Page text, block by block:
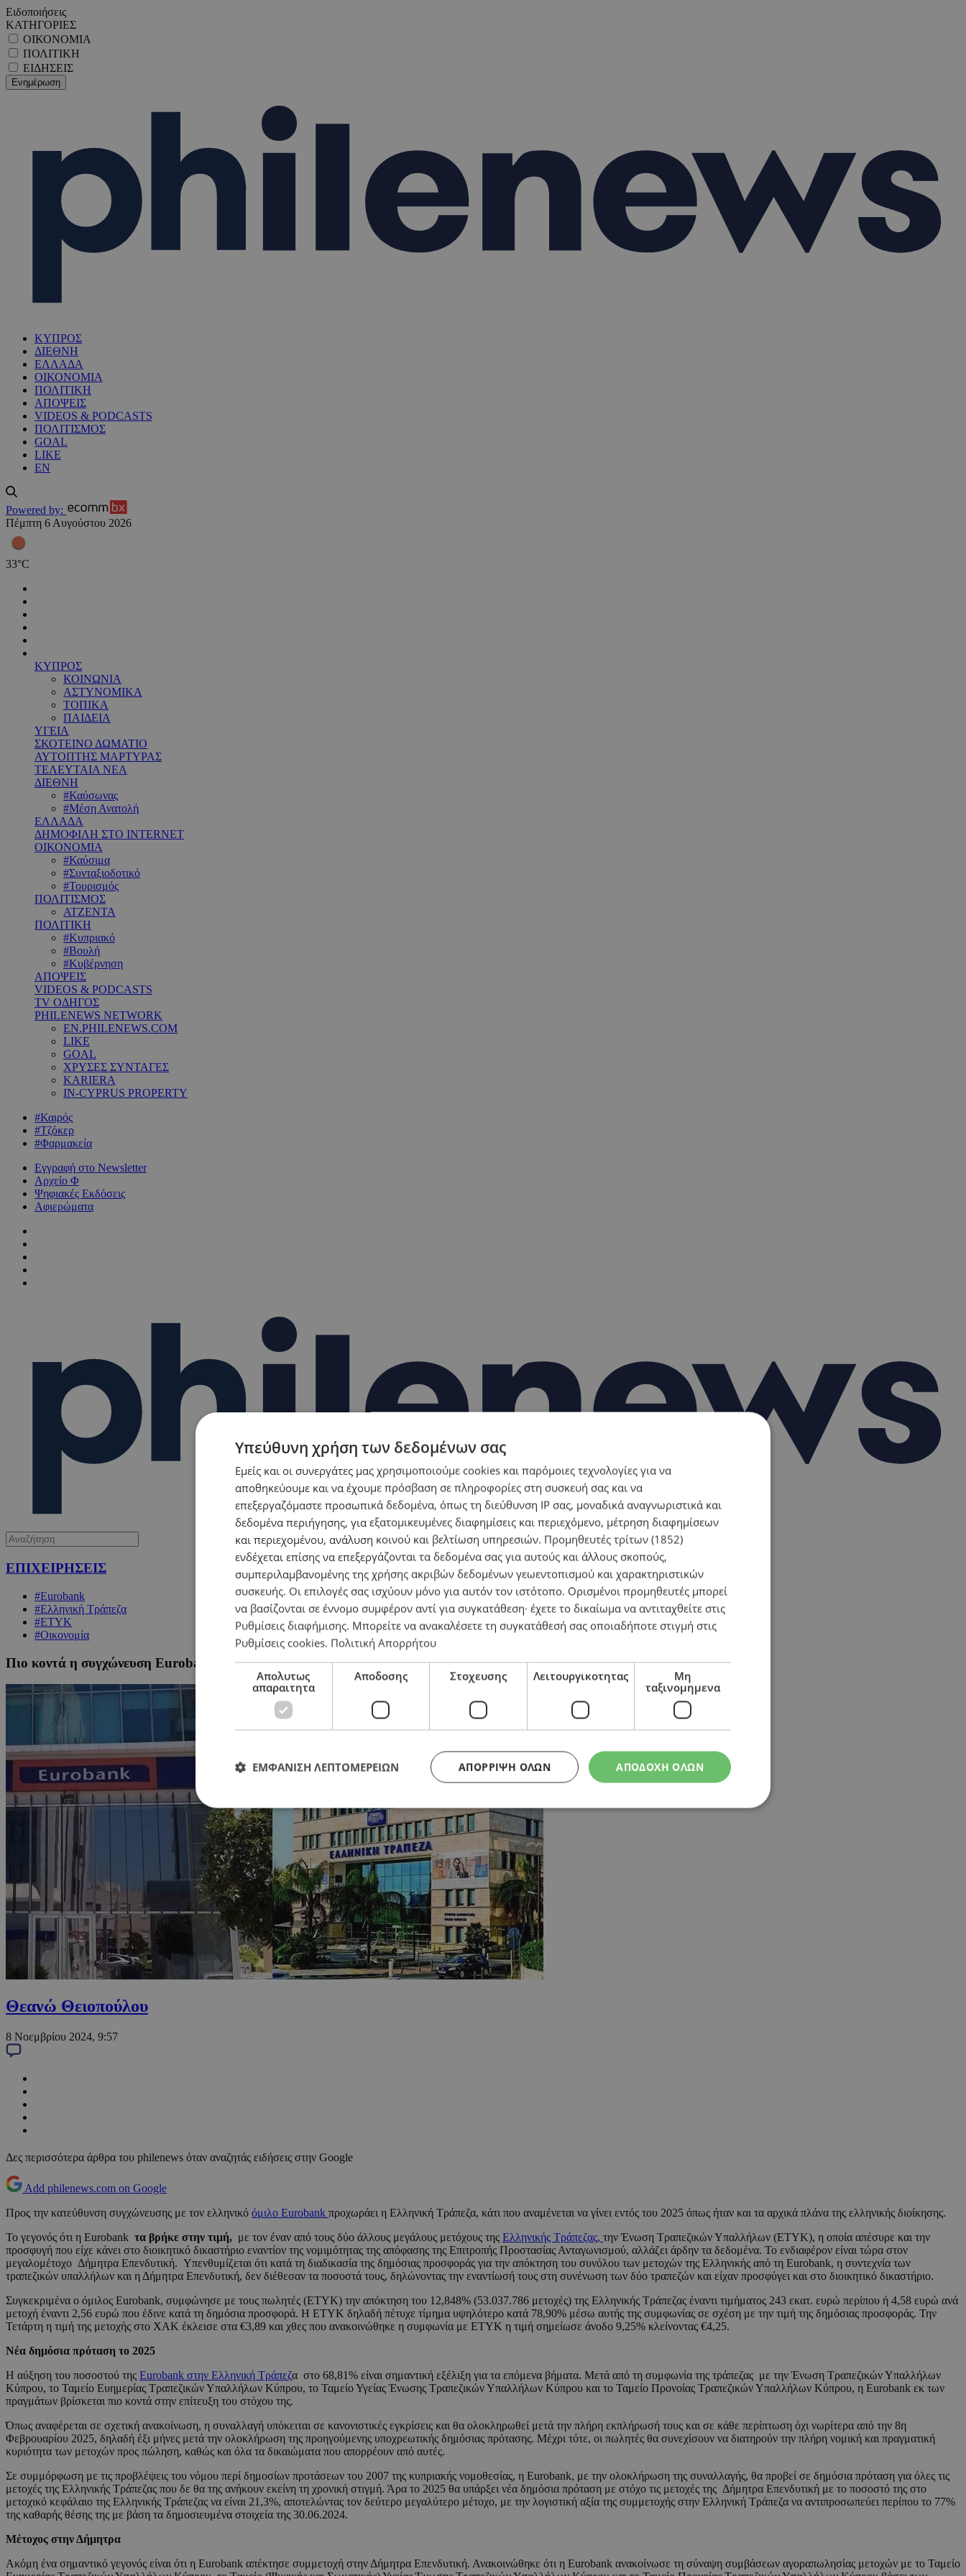
Ειδοποιήσεις
ΚΑΤΗΓΟΡΙΕΣ
ΟΙΚΟΝΟΜΙΑ
ΠΟΛΙΤΙΚΗ
ΕΙΔΗΣΕΙΣ
ΚΥΠΡΟΣ
ΔΙΕΘΝΗ
ΕΛΛΑΔΑ
ΟΙΚΟΝΟΜΙΑ
ΠΟΛΙΤΙΚΗ
ΑΠΟΨΕΙΣ
VIDEOS & PODCASTS
ΠΟΛΙΤΙΣΜΟΣ
GOAL
LIKE
EN
Powered by:
Πέμπτη 6 Αυγούστου 2026
33°C
ΚΥΠΡΟΣ
ΚΟΙΝΩΝΙΑ
ΑΣΤΥΝΟΜΙΚΑ
ΤΟΠΙΚΑ
ΠΑΙΔΕΙΑ
ΥΓΕΙΑ
ΣΚΟΤΕΙΝΟ ΔΩΜΑΤΙΟ
ΑΥΤΟΠΤΗΣ ΜΑΡΤΥΡΑΣ
ΤΕΛΕΥΤΑΙΑ ΝΕΑ
ΔΙΕΘΝΗ
#Καύσωνας
#Μέση Ανατολή
ΕΛΛΑΔΑ
ΔΗΜΟΦΙΛΗ ΣΤΟ INTERNET
ΟΙΚΟΝΟΜΙΑ
#Καύσιμα
#Συνταξιοδοτικό
#Τουρισμός
ΠΟΛΙΤΙΣΜΟΣ
ΑΤΖΕΝΤΑ
ΠΟΛΙΤΙΚΗ
#Κυπριακό
#Βουλή
#Κυβέρνηση
ΑΠΟΨΕΙΣ
VIDEOS & PODCASTS
TV ΟΔΗΓΟΣ
PHILENEWS NETWORK
EN.PHILENEWS.COM
LIKE
GOAL
ΧΡΥΣΕΣ ΣΥΝΤΑΓΕΣ
KARIERA
IN-CYPRUS PROPERTY
#Καιρός
#Τζόκερ
#Φαρμακεία
Εγγραφή στο Newsletter
Αρχείο Φ
Ψηφιακές Εκδόσεις
Αφιερώματα
ΕΠΙΧΕΙΡΗΣΕΙΣ
#Eurobank
#Ελληνική Τράπεζα
#ΕΤΥΚ
#Οικονομία
Πιο κοντά η συγχώνευση Eurobank και Ελληνικής
Θεανώ Θειοπούλου
8 Νοεμβρίου 2024, 9:57
Δες περισσότερα άρθρα του philenews όταν αναζητάς ειδήσεις στην Google
Add philenews.com on Google
Προς την κατεύθυνση συγχώνευσης με τον ελληνικό όμιλο Eurobank προχωράει η Ελληνική Τράπεζα, κάτι που αναμένεται να γίνει εντός του 2025 όπως ήταν και τα αρχικά πλάνα της ελληνικής διοίκησης.
Το γεγονός ότι η Eurobank τα βρήκε στην τιμή, με τον έναν από τους δύο άλλους μεγάλους μετόχους της Ελληνικής Τράπεζας, την Ένωση Τραπεζικών Υπαλλήλων (ΕΤΥΚ), η οποία απέσυρε και την
προσφυγή που είχε κάνει στο διοικητικό δικαστήριο εναντίον της νομιμότητας της απόφασης της Επιτροπής Προστασίας Ανταγωνισμού, αλλάζει άρδην τα δεδομένα. Το ενδιαφέρον είναι τώρα στον
μεγαλομέτοχο Δήμητρα Επενδυτική. Υπενθυμίζεται ότι κατά τη διαδικασία της δημόσιας προσφοράς για την απόκτηση του συνόλου των μετοχών της Ελληνικής από τη Eurobank, η συντεχνία των
τραπεζικών υπαλλήλων και η Δήμητρα Επενδυτική, δεν διέθεσαν τα ποσοστά τους, δηλώνοντας την εναντίωσή τους στη συνένωση των δύο τραπεζών και είχαν προσφύγει και στο διοικητικό δικαστήριο.
Συγκεκριμένα ο όμιλος Eurobank, συμφώνησε με τους πωλητές (ΕΤΥΚ) την απόκτηση του 12,848% (53.037.786 μετοχές) της Ελληνικής Τράπεζας έναντι τιμήματος 243 εκατ. ευρώ περίπου ή 4,58 ευρώ ανά
μετοχή έναντι 2,56 ευρώ που έδινε κατά τη δημόσια προσφορά. H ETYK δηλαδή πέτυχε τίμημα υψηλότερο κατά 78,90% μέσω αυτής της συμφωνίας σε σχέση με την τιμή της δημόσιας προσφοράς. Την
Τετάρτη η τιμή της μετοχής στο ΧΑΚ έκλεισε στα €3,89 και χθες που ανακοινώθηκε η συμφωνία με ΕΤΥΚ η τιμή σημείωσε άνοδο 9,25% κλείνοντας €4,25.
Νέα δημόσια πρόταση το 2025
Η αύξηση του ποσοστού της Eurobank στην Ελληνική Τράπεζα στο 68,81% είναι σημαντική εξέλιξη για τα επόμενα βήματα. Μετά από τη συμφωνία της τράπεζας με την Ένωση Τραπεζικών Υπαλλήλων
Κύπρου, το Ταμείο Ευημερίας Τραπεζικών Υπαλλήλων Κύπρου, το Ταμείο Υγείας Ένωσης Τραπεζικών Υπαλλήλων Κύπρου και το Ταμείο Προνοίας Τραπεζικών Υπαλλήλων Κύπρου, η Eurobank εκ των
πραγμάτων βρίσκεται πιο κοντά στην επίτευξη του στόχου της.
Όπως αναφέρεται σε σχετική ανακοίνωση, η συναλλαγή υπόκειται σε κανονιστικές εγκρίσεις και θα ολοκληρωθεί μετά την πλήρη εκπλήρωσή τους και σε κάθε περίπτωση όχι νωρίτερα από την 8η
Φεβρουαρίου 2025, δηλαδή έξι μήνες μετά την ολοκλήρωση της προηγούμενης υποχρεωτικής δημόσιας πρότασης. Μέχρι τότε, οι πωλητές θα συνεχίσουν να διατηρούν την πλήρη νομική και πραγματική
κυριότητα των μετοχών προς πώληση, καθώς και όλα τα δικαιώματα που απορρέουν από αυτές.
Σε συμμόρφωση με τις προβλέψεις του νόμου περί δημοσίων προτάσεων του 2007 της κυπριακής νομοθεσίας, η Eurobank, με την ολοκλήρωση της συναλλαγής, θα προβεί σε δημόσια πρόταση για όλες τις
μετοχές της Ελληνικής Τράπεζας που δε θα της ανήκουν εκείνη τη χρονική στιγμή. Άρα το 2025 θα υπάρξει νέα δημόσια πρόταση με στόχο τις μετοχές της Δήμητρα Επενδυτική με το ποσοστό της στο
μετοχικό κεφάλαιο της Ελληνικής Τράπεζας να είναι 21,3%, αποτελώντας τον δεύτερο μεγαλύτερο μέτοχο, με την λογιστική αξία της συμμετοχής στην Ελληνική Τράπεζα να αντιπροσωπεύει περίπου το 77%
της καθαρής θέσης της με βάση τα δημοσιευμένα στοιχεία της 30.06.2024.
Μέτοχος στην Δήμητρα
Ακόμη ένα σημαντικό γεγονός είναι ότι η Eurobank απέκτησε συμμετοχή στην Δήμητρα Επενδυτική. Ανακοινώθηκε ότι η Eurobank ανακοίνωσε τη σύναψη συμβάσεων αγοραπωλησίας μετοχών με το Ταμείο
Υπεύθυνη χρήση των δεδομένων σας
Εμείς και οι συνεργάτες μας χρησιμοποιούμε cookies και παρόμοιες τεχνολογίες για να
αποθηκεύουμε και να έχουμε πρόσβαση σε πληροφορίες στη συσκευή σας και να
επεξεργαζόμαστε προσωπικά δεδομένα, όπως τη διεύθυνση IP σας, μοναδικά αναγνωριστικά και
δεδομένα περιήγησης, για εξατομικευμένες διαφημίσεις και περιεχόμενο, μέτρηση διαφημίσεων
και περιεχομένου, ανάλυση κοινού και βελτίωση υπηρεσιών. Προμηθευτές τρίτων (1852)
ενδέχεται επίσης να επεξεργάζονται τα δεδομένα σας για αυτούς και άλλους σκοπούς,
συμπεριλαμβανομένης της χρήσης ακριβών δεδομένων γεωεντοπισμού και χαρακτηριστικών
συσκευής. Οι επιλογές σας ισχύουν μόνο για αυτόν τον ιστότοπο. Ορισμένοι προμηθευτές μπορεί
να βασίζονται σε έννομο συμφέρον αντί για συγκατάθεση· έχετε το δικαίωμα να αντιταχθείτε στις
Ρυθμίσεις διαφήμισης. Μπορείτε να ανακαλέσετε τη συγκατάθεσή σας οποιαδήποτε στιγμή στις
Ρυθμίσεις cookies. Πολιτική Απορρήτου
Απολυτως
απαραιτητα
Αποδοσης Στοχευσης Λειτουργικοτητας
Μη
ταξινομημενα
ΑΠΟΔΟΧΗ ΟΛΩΝ
ΑΠΌΡΡΙΨΗ ΌΛΩΝ
ΕΜΦΑΝΙΣΗ ΛΕΠΤΟΜΕΡΕΙΩΝ